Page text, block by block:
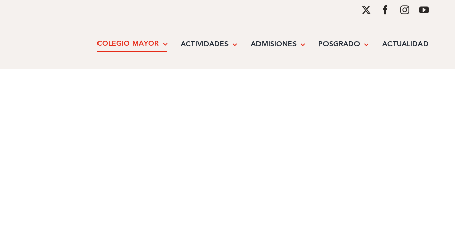
COLEGIO MAYOR
ACTIVIDADES ADMISIONES POSGRADO ACTUALIDAD